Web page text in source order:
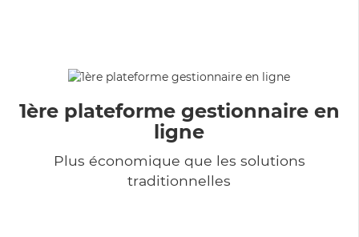
1ère plateforme gestionnaire en
ligne
Plus économique que les solutions
traditionnelles